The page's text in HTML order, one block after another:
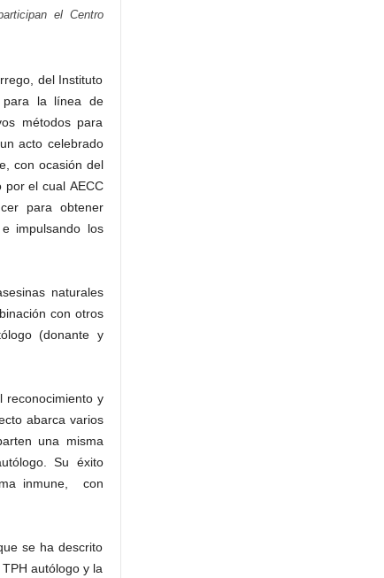
el Centro
del Instituto
para la línea de
métodos para
acto celebrado
con ocasión del
por el cual AECC
para obtener
impulsando los
naturales
con otros
(donante y
reconocimiento y
abarca varios
una misma
Su éxito
inmune, con
se ha descrito
autólogo y la